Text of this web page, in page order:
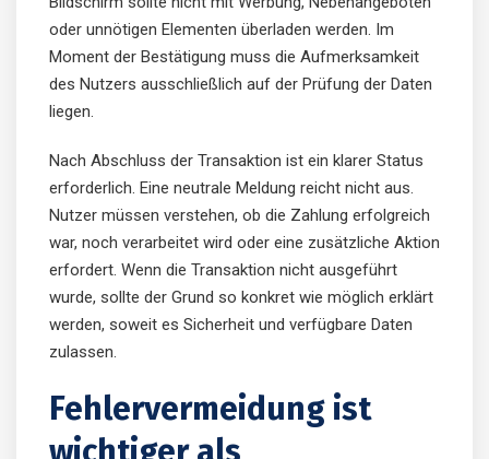
oder unnötigen Elementen überladen werden. Im
Moment der Bestätigung muss die Aufmerksamkeit
des Nutzers ausschließlich auf der Prüfung der Daten
liegen.
Nach Abschluss der Transaktion ist ein klarer Status
erforderlich. Eine neutrale Meldung reicht nicht aus.
Nutzer müssen verstehen, ob die Zahlung erfolgreich
war, noch verarbeitet wird oder eine zusätzliche Aktion
erfordert. Wenn die Transaktion nicht ausgeführt
wurde, sollte der Grund so konkret wie möglich erklärt
werden, soweit es Sicherheit und verfügbare Daten
zulassen.
Fehlervermeidung ist